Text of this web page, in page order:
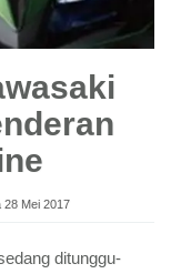
28 Mei 2017
ditunggu-